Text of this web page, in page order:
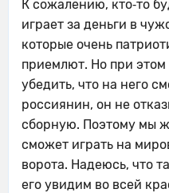
К сожалению, кто‑то
играет за деньги в
которые очень
приемлют. Но при этом
убедить, что на него
россиянин, он не
сборную. Поэтому мы
сможет играть на
ворота. Надеюсь, что
его увидим во всей